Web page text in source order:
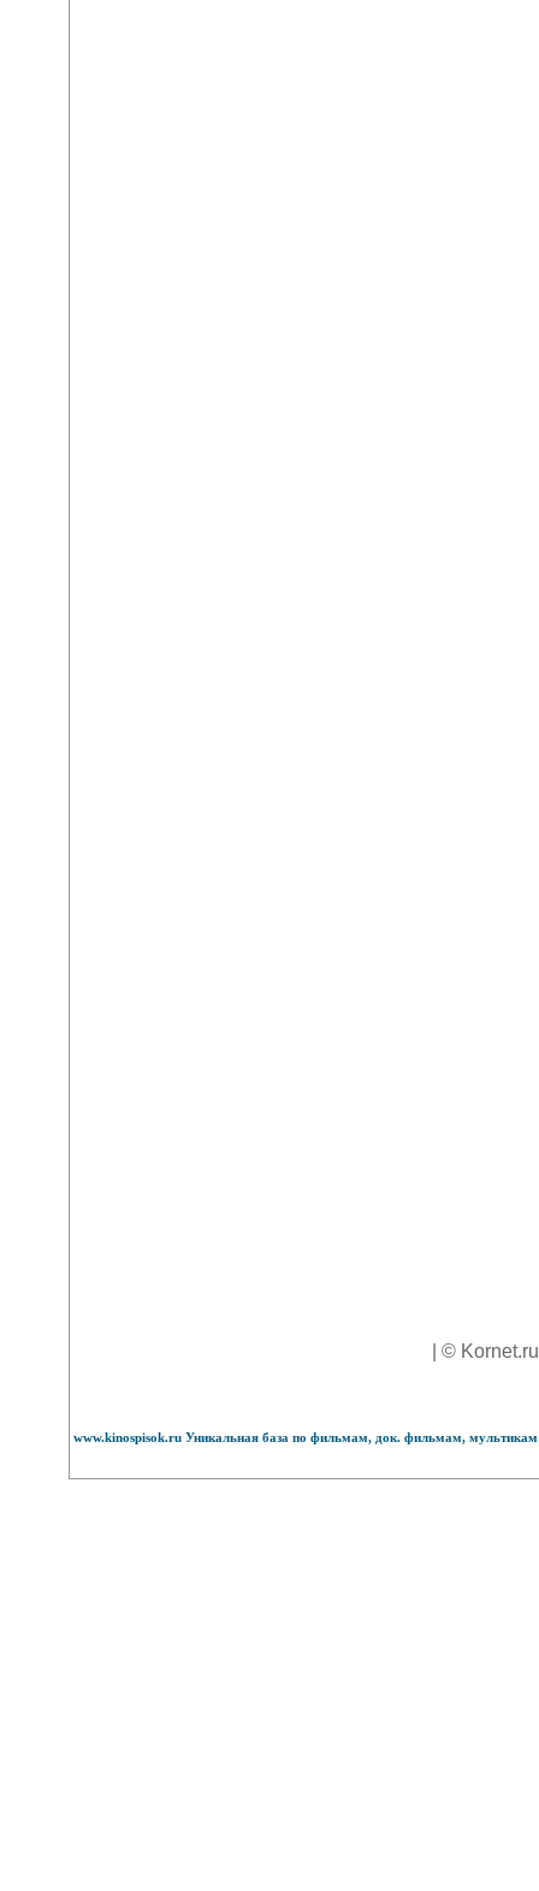
| ©
www.kinospisok.ru Уникальная база по фильмам, док. фильмам,